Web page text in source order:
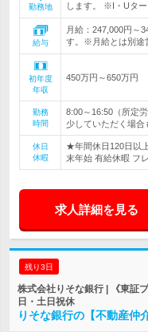
勤務地
します。 ※I・Uタ
給与
月給：247,000円～
す。※月給とは別途
初年度
年収
450万円～650万円
勤務
時間
8:00～16:50（所定
少していただく場合
休日
休暇
★年間休日120日以
末年始 有給休暇 フ
求人詳細を見る
残り3日
株式会社りそな銀行 | 《東証
日・土日祝休
りそな銀行の【不動産仲